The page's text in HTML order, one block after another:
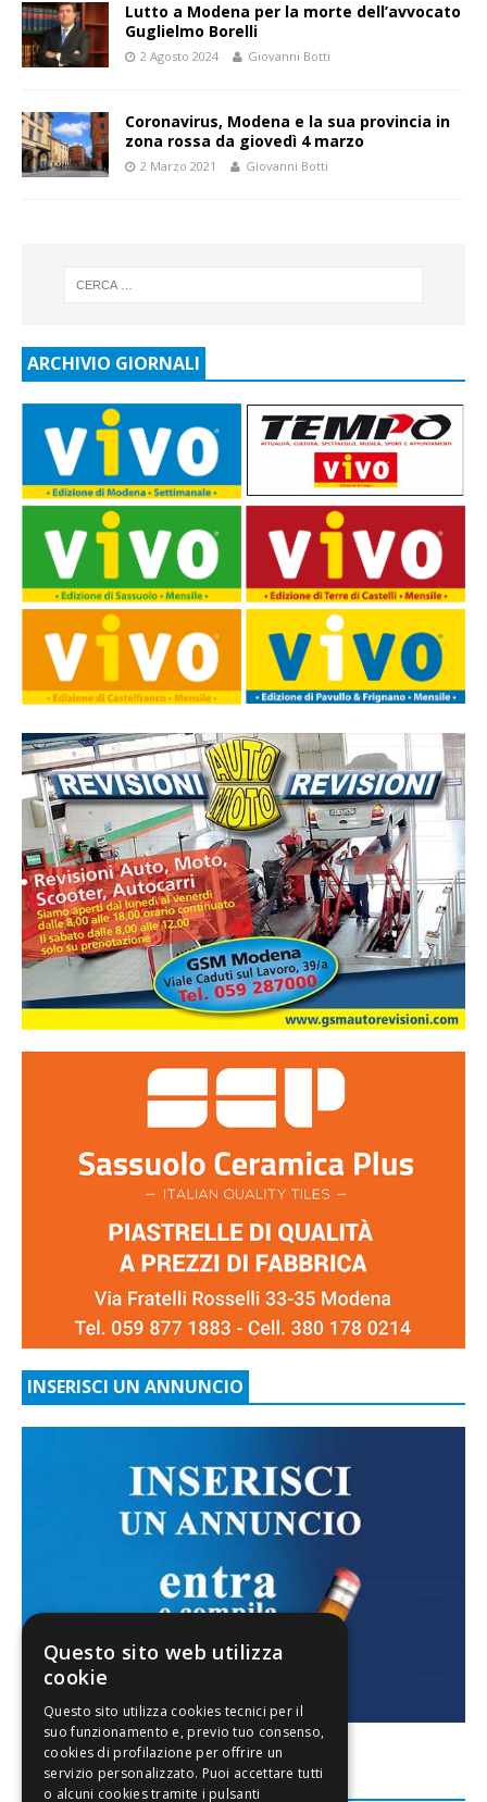
Lutto a Modena per la morte dell’avvocato
Guglielmo Borelli
2 Agosto 2024 Giovanni Botti
Coronavirus, Modena e la sua provincia in
zona rossa da giovedì 4 marzo
2 Marzo 2021 Giovanni Botti
ARCHIVIO GIORNALI
INSERISCI UN ANNUNCIO
FACEBOOK
Questo sito web utilizza
cookie